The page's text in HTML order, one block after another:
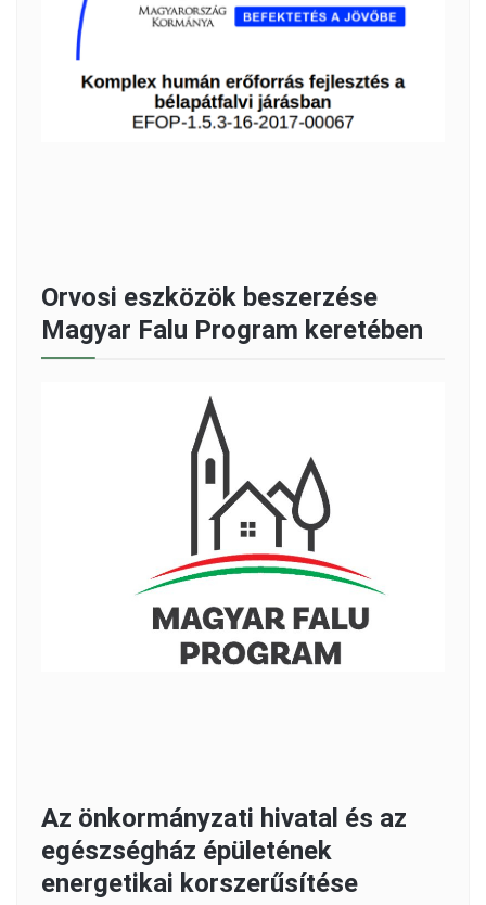
Orvosi eszközök beszerzése
Magyar Falu Program keretében
Az önkormányzati hivatal és az
egészségház épületének
energetikai korszerűsítése